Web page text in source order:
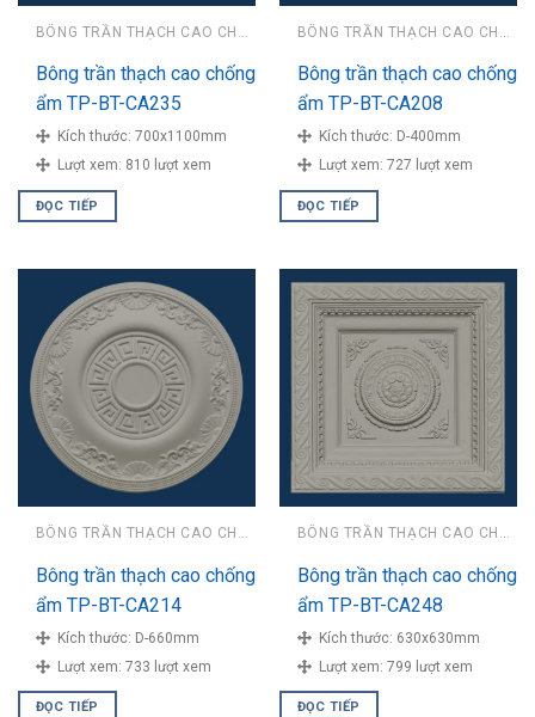
Bông trần thạch cao chống
ẩm TP-BT-CA235
Kích thước: 700x1100mm
Lượt xem: 810 lượt xem
ĐỌC TIẾP
Bông trần thạch cao chống
ẩm TP-BT-CA208
Kích thước: D-400mm
Lượt xem: 727 lượt xem
ĐỌC TIẾP
BÔNG TRẦN THẠCH CAO CHỐNG ẨM
Bông trần thạch cao chống
ẩm TP-BT-CA214
Kích thước: D-660mm
Lượt xem: 733 lượt xem
ĐỌC TIẾP
BÔNG TRẦN THẠCH CAO CHỐNG ẨM
Bông trần thạch cao chống
ẩm TP-BT-CA248
Kích thước: 630x630mm
Lượt xem: 799 lượt xem
ĐỌC TIẾP